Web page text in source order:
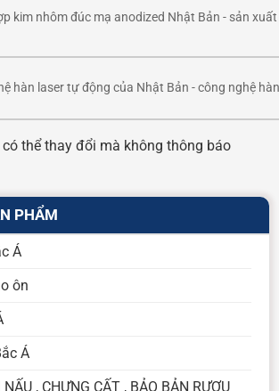
kim nhôm đúc mạ anodized Nhật Bản - sản
hàn laser tự động của Nhật Bản - công nghệ
thể thay đổi mà không thông báo
PHẨM
Á
ôn
Á
, CHƯNG CẤT , BẢO BẢN RƯỢU